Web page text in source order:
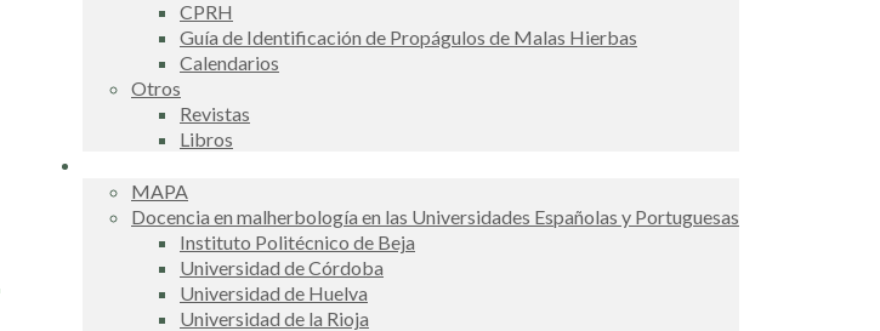
CPRH
Guía de Identificación de Propágulos de Malas Hierbas
Calendarios
Otros
Revistas
Libros
MAPA
Docencia en malherbología en las Universidades Españolas y Portuguesas
Instituto Politécnico de Beja
Universidad de Córdoba
Universidad de Huelva
Universidad de la Rioja